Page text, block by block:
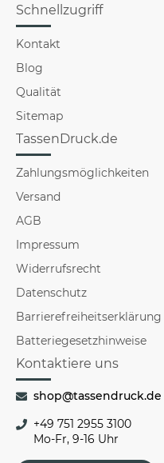
Schnellzugriff
Kontakt
Blog
Qualität
Sitemap
TassenDruck.de
Zahlungsmöglichkeiten
Versand
AGB
Impressum
Widerrufsrecht
Datenschutz
Barrierefreiheitserklärung
Batteriegesetzhinweise
Kontaktiere uns
shop@tassendruck.de
+49 751 2955 3100
Mo-Fr, 9-16 Uhr